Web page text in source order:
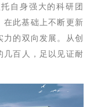
自身强大的科研团
在此基础上不断更新
的双向发展。从创
几百人，足以见证耐